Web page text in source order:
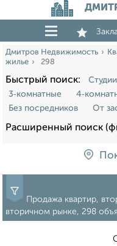
Дмитров Недвижимость
жилье
298
Быстрый поиск: Студии
3‑комнатные
Без посредников
От
Расширенный поиск
Продажа квартир,
вторичном рынке, 298